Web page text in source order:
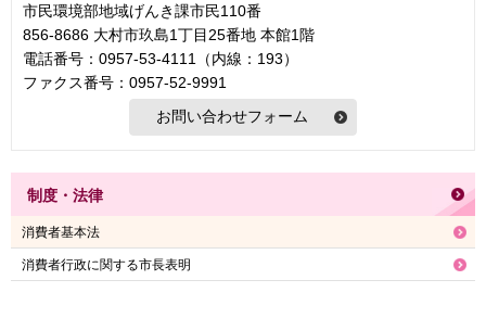
市民環境部地域げんき課市民110番
856-8686 大村市玖島1丁目25番地 本館1階
電話番号：0957-53-4111（内線：193）
ファクス番号：0957-52-9991
制度・法律
消費者基本法
消費者行政に関する市長表明